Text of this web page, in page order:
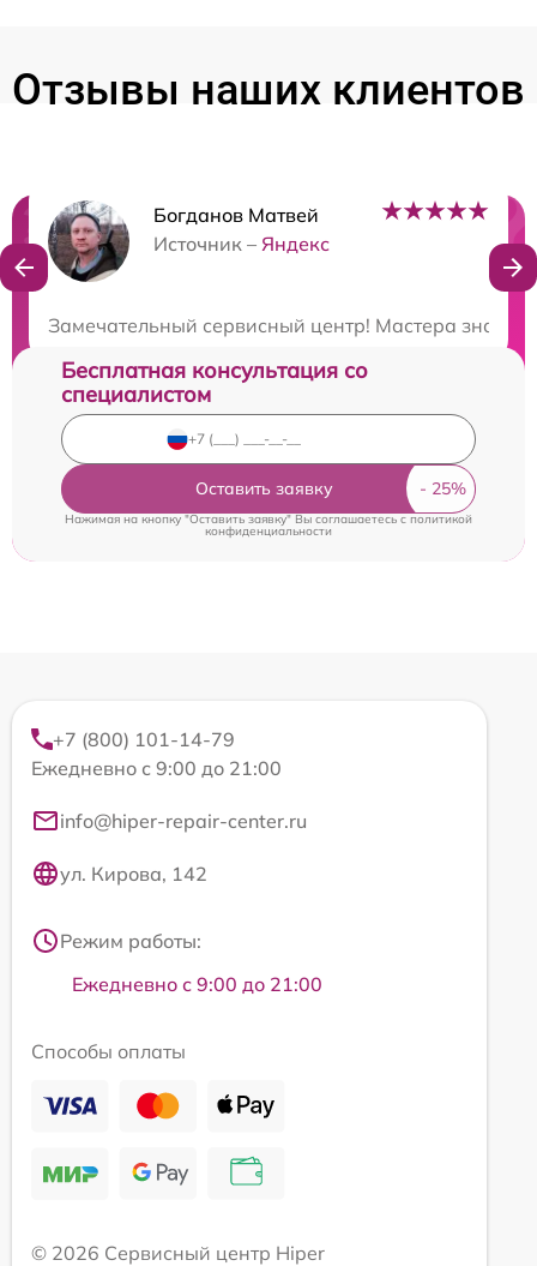
Отзывы наших клиентов
Богданов Матвей
Источник – Яндекс
Замечательный сервисный центр! Мастера знают
Нужна консультация?
Бесплатная консультация со
специалистом
Оставить заявку
Нажимая на кнопку "Оставить заявку" Вы соглашаетесь cполитикой
конфиденциальности
+7 (800) 101-14-79
Ежедневно с 9:00 до 21:00
info@hiper-repair-center.ru
ул. Кирова, 142
Режим работы:
Ежедневно с 9:00 до 21:00
Способы оплаты
© 2026 Сервисный центр Hiper